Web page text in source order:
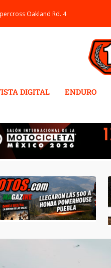
RR 350 2017
DIGITAL ENDURO